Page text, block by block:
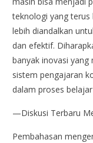
teknologi yang terus
lebih diandalkan
dan efektif.
banyak inovasi
sistem pengajaran
dalam proses
—Diskusi Terbaru
Pembahasan